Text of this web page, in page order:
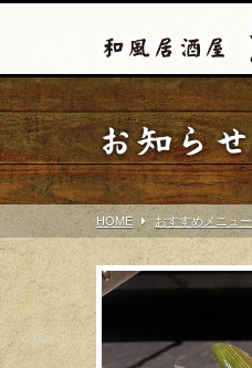
お知らせ
HOME おすすめメニュー